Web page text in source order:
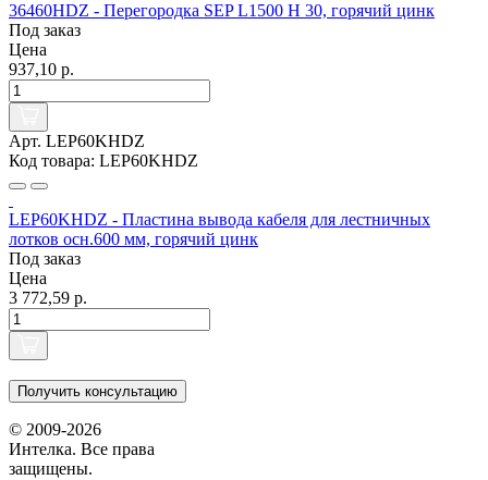
36460HDZ - Перегородка SEP L1500 Н 30, горячий цинк
Под заказ
Цена
937,10 р.
Арт. LEP60KHDZ
Код товара: LEP60KHDZ
LEP60KHDZ - Пластина вывода кабеля для лестничных
лотков осн.600 мм, горячий цинк
Под заказ
Цена
3 772,59 р.
Получить консультацию
© 2009-2026
Интелка. Все права
защищены.